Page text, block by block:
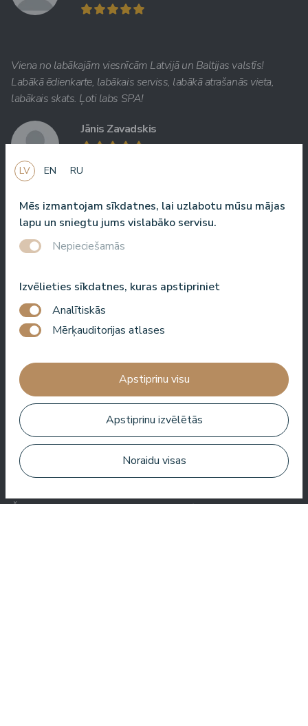
Viena no labākajām viesnīcām Latvijā un Baltijas valstīs!
Labākā ēdienkarte, labākais serviss, labākā atrašanās vieta,
labākais skats. Ļoti labs SPA!
Jānis Zavadskis
Jauka viesnīca, kur pavadīt laiku SPA. Numuri ir labi, atrašanās
kokteili.
Aleks Aves
Ļoti labs SPA, brīnišķīgas procedūras, labi numuri, garšīga
ēdienkarte un noderīgs serviss. Mums ļoti patika.
Zuza Ritter
Šeit jūs saņemat daudz par savu naudu. Ļoti jauks serviss.
LV EN RU
Mēs izmantojam sīkdatnes, lai uzlabotu mūsu mājas
lapu un sniegtu jums vislabāko servisu.
Nepieciešamās
Izvēlieties sīkdatnes, kuras apstipriniet
Analītiskās
Mērķauditorijas atlases
Apstiprinu visu
Apstiprinu izvēlētās
Noraidu visas